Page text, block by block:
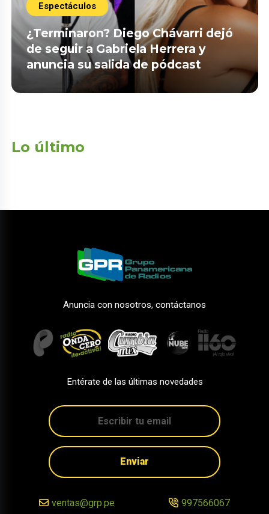
Espectáculos
¿Terminaron? Diego Chávarri dejó
de seguir a Gabriela Herrera y
anuncia su salida de pódcast
Lo último
Anuncia con nosotros, contáctanos
Entérate de las últimas novedades
Enviar
ventas@grp.pe 997566067